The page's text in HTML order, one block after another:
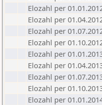
Elozahl per
Elozahl per
Elozahl per
Elozahl per
Elozahl per
Elozahl per
Elozahl per
Elozahl per
Elozahl per